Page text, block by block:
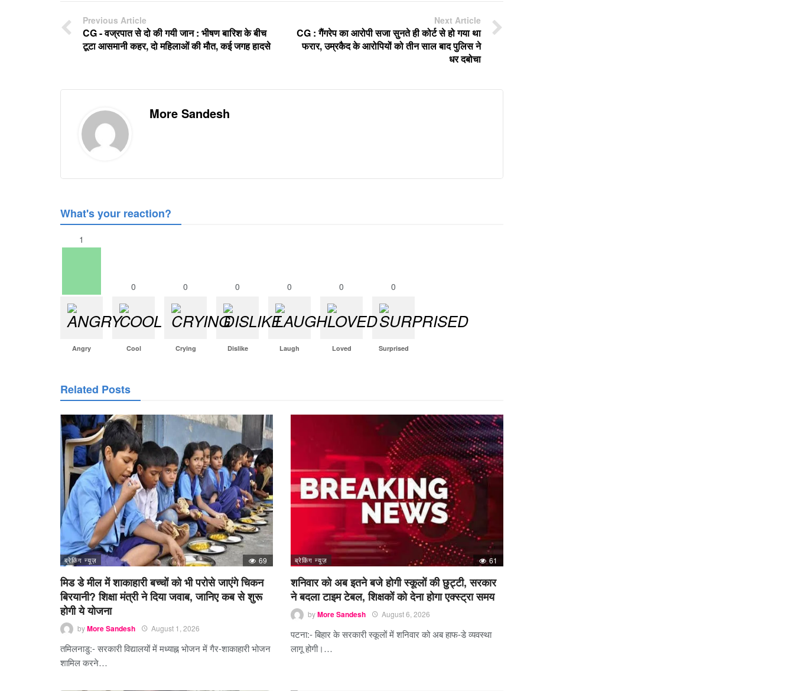
Previous Article
CG - वज्रपात से दो की गयी जान : भीषण बारिश के बीच
टूटा आसमानी कहर, दो महिलाओं की मौत, कई जगह हादसे
Next Article
CG : गैंगरेप का आरोपी सजा सुनते ही कोर्ट से हो गया था
फरार, उम्रकैद के आरोपियों को तीन साल बाद पुलिस ने
धर दबोचा
More Sandesh
What's your reaction?
1
Angry
0
Cool
0
Crying
0
Dislike
0
Laugh
0
Loved
0
Surprised
Related Posts
ब्रेकिंग न्यूज़ 69
मिड डे मील में शाकाहारी बच्चों को भी परोसे जाएंगे चिकन
बिरयानी? शिक्षा मंत्री ने दिया जवाब, जानिए कब से शुरू
होगी ये योजना
byMore Sandesh August 1, 2026
तमिलनाडु:- सरकारी विद्यालयों में मध्याह्न भोजन में गैर-शाकाहारी भोजन
शामिल करने…
ब्रेकिंग न्यूज़ 61
शनिवार को अब इतने बजे होगी स्कूलों की छुट्टी, सरकार
ने बदला टाइम टेबल, शिक्षकों को देना होगा एक्स्ट्रा समय
byMore Sandesh August 6, 2026
पटना:- बिहार के सरकारी स्कूलों में शनिवार को अब हाफ-डे व्यवस्था
लागू होगी।…